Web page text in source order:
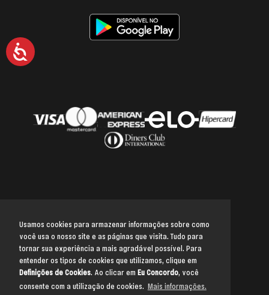
Usamos cookies para armazenar informações sobre como
você usa o nosso site e as páginas que visita. Tudo para
tornar sua experiência a mais agradável possível. Para
entender os tipos de cookies que utilizamos, clique em
Definições de Cookies. Ao clicar em Eu Concordo, você
consente com a utilização de cookies. Mais informações.
Acessibilidade
Voltar para o topo